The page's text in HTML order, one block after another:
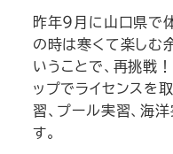
昨年９月に山口県で
の時は寒くて楽しむ
いうことで、再挑戦
ップでライセンスを
習、プール実習、海
す。